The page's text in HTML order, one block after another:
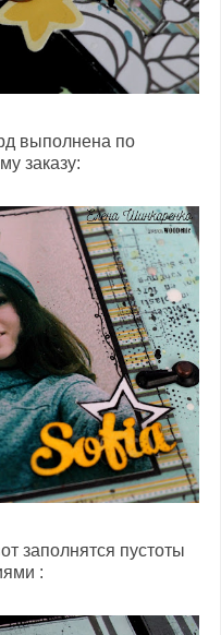
выполнена по
заказу:
заполнятся пустоты
: